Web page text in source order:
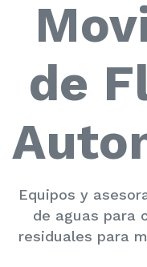
de
Equipos y
de aguas para
residuales para